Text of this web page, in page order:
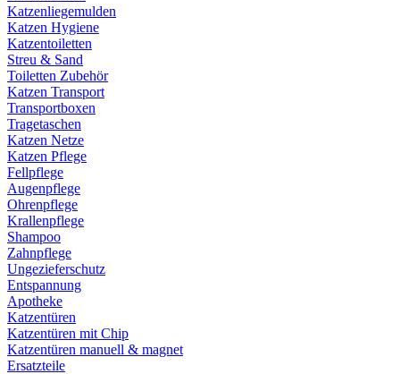
Katzenliegemulden
Katzen Hygiene
Katzentoiletten
Streu & Sand
Toiletten Zubehör
Katzen Transport
Transportboxen
Tragetaschen
Katzen Netze
Katzen Pflege
Fellpflege
Augenpflege
Ohrenpflege
Krallenpflege
Shampoo
Zahnpflege
Ungezieferschutz
Entspannung
Apotheke
Katzentüren
Katzentüren mit Chip
Katzentüren manuell & magnet
Ersatzteile